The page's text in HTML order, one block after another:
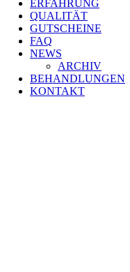
ERFAHRUNG
QUALITÄT
GUTSCHEINE
FAQ
NEWS
ARCHIV
BEHANDLUNGEN
KONTAKT